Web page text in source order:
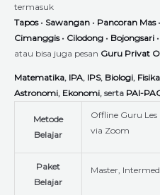
termasuk
Tapos• Sawangan • Pancoran Mas•
Cimanggis• Cilodong • Bojongsari •
atau bisa juga pesan Guru Privat
Matematika, IPA, IPS, Biologi, Fisika
Astronomi, Ekonomi, serta PAI-
Metode
Belajar
Offline Guru
via Zoom
Paket
Belajar
Master,